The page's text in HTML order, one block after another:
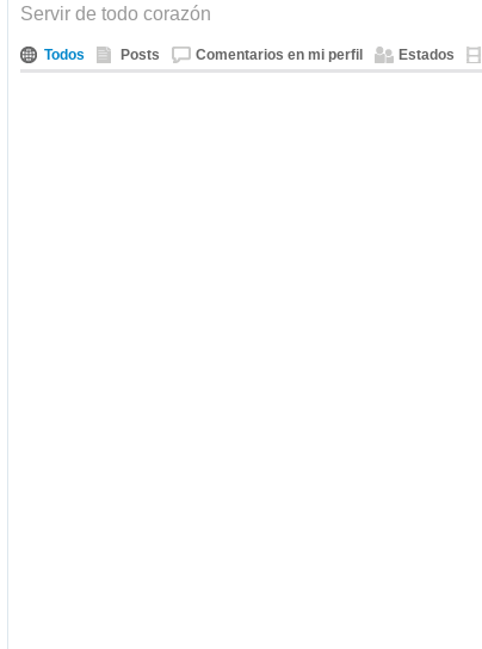
Servir de todo corazón
Todos Posts Comentarios en mi perfil Estados